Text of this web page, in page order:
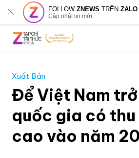
FOLLOWZNEWS TRÊNZALO
Cập nhật tin mới
Xuất Bản
Để Việt Nam
quốc gia có thu
cao vào năm